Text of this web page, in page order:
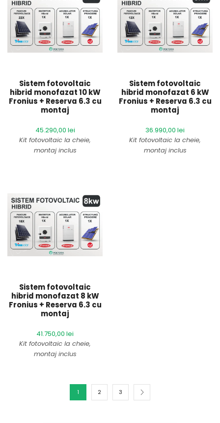
Garanție sistem:
2 ani
oferită de Voltora
Comenzi telefonice:+40
793 909 099
Timp de livrare:aproximativ
5 zile lucrătoare
Garanție sistem:
2 ani
oferită de Voltora
Comenzi telefonice:+40
793 909 099
Timp de livrare:aproximativ
5 zile lucrătoare
Sistem fotovoltaic
hibrid monofazat 10 kW
Fronius + Reserva 6.3 cu
montaj
45.290,00 lei
Kit fotovoltaic la cheie,
montaj inclus
Garanție sistem:
2 ani
oferită de Voltora
Comenzi telefonice:+40
793 909 099
Timp de livrare:aproximativ
5 zile lucrătoare
Sistem fotovoltaic
hibrid monofazat 6 kW
Fronius + Reserva 6.3 cu
montaj
36.990,00 lei
Kit fotovoltaic la cheie,
montaj inclus
Sistem fotovoltaic
hibrid monofazat 8 kW
Fronius + Reserva 6.3 cu
montaj
41.750,00 lei
Kit fotovoltaic la cheie,
montaj inclus
Fronius&Trina
1 2 3